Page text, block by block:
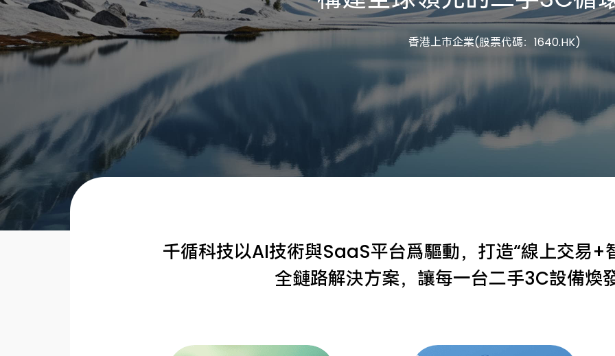
香港上市企業(股票代碼：1640.HK)
千循科技以AI技術與SaaS平台爲驅動，打造“線上交易+
全鏈路解決方案，讓每一台二手3C設備煥